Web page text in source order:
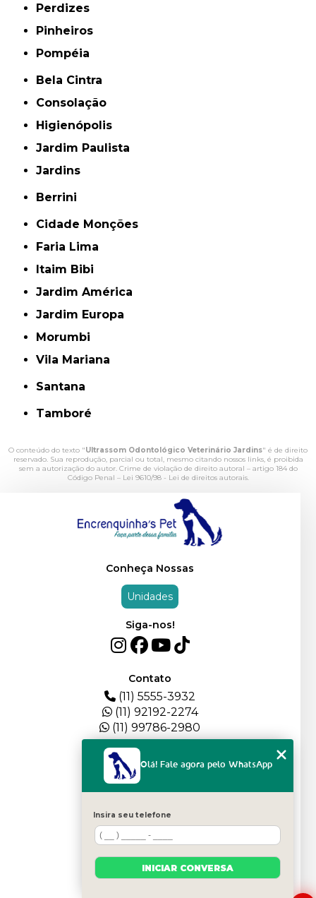
Perdizes
Pinheiros
Pompéia
Bela Cintra
Consolação
Higienópolis
Jardim Paulista
Jardins
Berrini
Cidade Monções
Faria Lima
Itaim Bibi
Jardim América
Jardim Europa
Morumbi
Vila Mariana
Santana
Tamboré
O conteúdo do texto "Ultrassom Odontológico Veterinário Jardins" é de direito
reservado. Sua reprodução, parcial ou total, mesmo citando nossos links, é proibida
sem a autorização do autor. Crime de violação de direito autoral – artigo 184 do
Código Penal – Lei 9610/98 - Lei de direitos autorais.
Conheça Nossas
Unidades
Siga-nos!
Contato
(11) 5555-3932
(11) 92192-2274
(11) 99786-2980
QUEM SOMOS
BLOG
FILHOTES
Olá! Fale agora pelo WhatsApp
Insira seu telefone
INICIAR CONVERSA